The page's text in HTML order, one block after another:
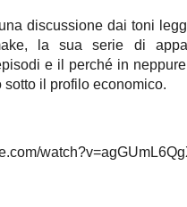
discussione dai toni
la sua serie di
e il perché in
sotto il profilo economico.